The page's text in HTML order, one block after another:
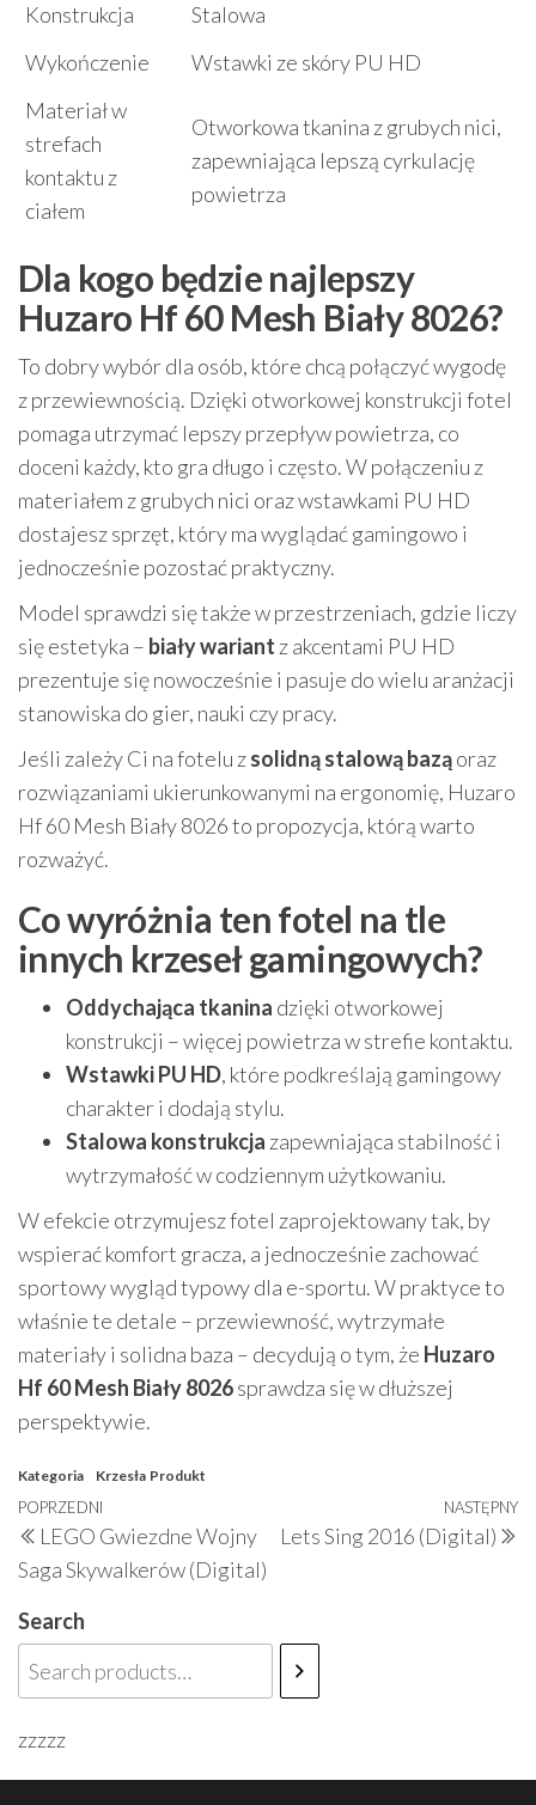
Konstrukcja
Stalowa
Wykończenie
Wstawki ze skóry PU HD
Materiał w
strefach
kontaktu z
ciałem
Otworkowa tkanina z grubych nici,
zapewniająca lepszą cyrkulację
powietrza
Dla kogo będzie najlepszy
Huzaro Hf 60 Mesh Biały 8026?
To dobry wybór dla osób, które chcą połączyć wygodę
z przewiewnością. Dzięki otworkowej konstrukcji fotel
pomaga utrzymać lepszy przepływ powietrza, co
doceni każdy, kto gra długo i często. W połączeniu z
materiałem z grubych nici oraz wstawkami PU HD
dostajesz sprzęt, który ma wyglądać gamingowo i
jednocześnie pozostać praktyczny.
Model sprawdzi się także w przestrzeniach, gdzie liczy
się estetyka – biały wariant z akcentami PU HD
prezentuje się nowocześnie i pasuje do wielu aranżacji
stanowiska do gier, nauki czy pracy.
Jeśli zależy Ci na fotelu zsolidną stalową baząoraz
rozwiązaniami ukierunkowanymi na ergonomię, Huzaro
Hf 60 Mesh Biały 8026 to propozycja, którą warto
rozważyć.
Co wyróżnia ten fotel na tle
innych krzeseł gamingowych?
Oddychająca tkanina dzięki otworkowej
konstrukcji – więcej powietrza w strefie kontaktu.
Wstawki PU HD, które podkreślają gamingowy
charakter i dodają stylu.
Stalowa konstrukcja zapewniająca stabilność i
wytrzymałość w codziennym użytkowaniu.
W efekcie otrzymujesz fotel zaprojektowany tak, by
wspierać komfort gracza, a jednocześnie zachować
sportowy wygląd typowy dla e-sportu. W praktyce to
właśnie te detale – przewiewność, wytrzymałe
materiały i solidna baza – decydują o tym, że Huzaro
Hf 60 Mesh Biały 8026sprawdza się w dłuższej
perspektywie.
Kategoria Krzesła Produkt
Nawigacja
wpisu
Poprzedni
wpis
POPRZEDNI
LEGO Gwiezdne Wojny
Saga Skywalkerów (Digital)
NASTĘPNY
Lets Sing 2016 (Digital)
Search
zzzzz